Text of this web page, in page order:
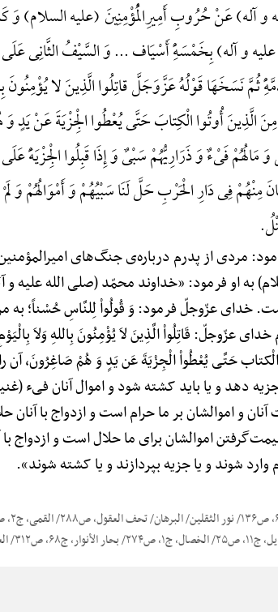
عَنْ حُرُوبِ أَمِیرِالْمُؤْمِنِینَ (علیه السلام) وَ
و آله) بِخَمْسَهًِْ أَسْیَاف ... وَ السَّیْفُ الثَّانِی عَلَی
نَسَخَهَا قَوْلُهُ عَزَّوَجَلَّ قاتِلُوا الَّذِینَ لا یُؤْمِنُونَ
الَّذِینَ أُوتُوا الْکِتابَ حَتَّی یُعْطُوا الْجِزْیَةَ عَنْ
مَالُهُمْ فَیْءٌ وَ ذَرَارِیُّهُمْ سَبْیٌ وَ إِذَا قَبِلُوا الْجِزْیَهًَْ
فِی دَارِ الْحَرْبِ حَلَّ لَنَا سَبْیُهُمْ وَ أَمْوَالُهُمْ وَ لَمْ
مردی از پدرم درباره‌ی جنگ‌های
به او فرمود: «خداوند محمّد (صلی الله علیه و
عزّوجلّ فرمود: وَ قُولُواْ لِلنَّاسِ حُسْناً؛ به
عزّوجلّ: قَاتِلُواْ الَّذِینَ لاَ یُؤْمِنُونَ بِاللهِ وَلاَ
الْکتاب حَتَّی یُعْطُواْ الْجِزْیَةَ عَن یَدٍ وَ هُمْ صَاغِرُونَ،
جزیه دهد و یا باید کشته شود و اموال آنان فیء
و اموالشان بر ما حرام است و ازدواج با آنان
اموالشان برای ما حلال است و ازدواج با
وارد شوند و یا جزیه بپردازند و یا کشته شوند».